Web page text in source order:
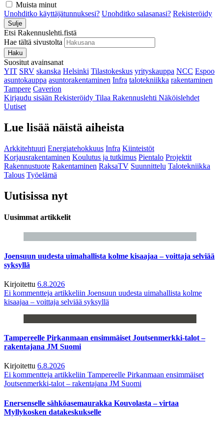
Muista minut
Unohditko käyttäjätunnuksesi? Unohditko salasanasi? Rekisteröidy
Sulje
Etsi Rakennuslehti.fistä
Hae tältä sivustolta
Haku
Suositut avainsanat
YIT SRV skanska Helsinki Tilastokeskus yrityskauppa NCC Espoo
asuntokauppa asuntorakentaminen Infra talotekniikka rakentaminen
Tampere Caverion
Kirjaudu sisään Rekisteröidy Tilaa Rakennuslehti Näköislehdet
Uutiset
Lue lisää näistä aiheista
Arkkitehtuuri Energiatehokkuus Infra Kiinteistöt
Korjausrakentaminen Koulutus ja tutkimus Pientalo Projektit
Rakennustuote Rakentaminen RaksaTV Suunnittelu Talotekniikka
Talous Työelämä
Uutisissa nyt
Uusimmat artikkelit
Joensuun uudesta uimahallista kolme kisaajaa – voittaja selviää
syksyllä
Kirjoitettu 6.8.2026
Ei kommentteja artikkeliin Joensuun uudesta uimahallista kolme
kisaajaa – voittaja selviää syksyllä
Tampereelle Pirkanmaan ensimmäiset Joutsenmerkki-talot –
rakentajana JM Suomi
Kirjoitettu 6.8.2026
Ei kommentteja artikkeliin Tampereelle Pirkanmaan ensimmäiset
Joutsenmerkki-talot – rakentajana JM Suomi
Enersenselle sähköasemaurakka Kouvolasta – virtaa
Myllykosken datakeskukselle